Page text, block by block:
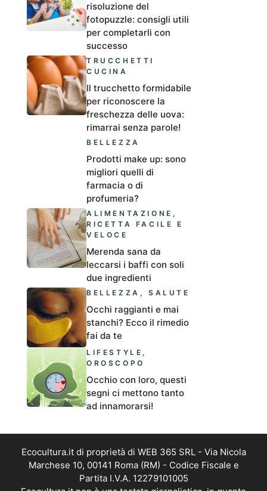
risoluzione del
fotopuzzle: consigli utili
per completarli con
successo
TRUCCHETTI
CUCINA
Il trucchetto formidabile
per riconoscere la
freschezza delle uova:
rimarrai senza parole!
BELLEZZA
Prodotti make up: sono
migliori quelli di
farmacia o di
profumeria?
ALIMENTAZIONE ,
RICETTA FACILE E
VELOCE
Merenda sana da
leccarsi i baffi con soli
due ingredienti
BELLEZZA ,SALUTE
Occhi raggianti e mai
stanchi? Ecco il rimedio
fai da te
LIFESTYLE ,
OROSCOPO
Occhio con loro, questi
segni ci mettono tanto
ad innamorarsi!
Ecocultura.it di proprietà di WEB 365 SRL - Via Nicola
Marchese 10, 00141 Roma (RM) - Codice Fiscale e
Partita I.V.A. 12279101005